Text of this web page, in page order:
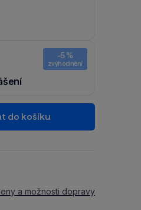
-5 %
zvýhodnění
do košíku
a možnosti dopravy